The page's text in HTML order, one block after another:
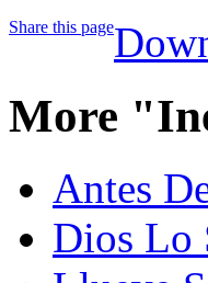
Share this page
More
Antes
Dios Lo